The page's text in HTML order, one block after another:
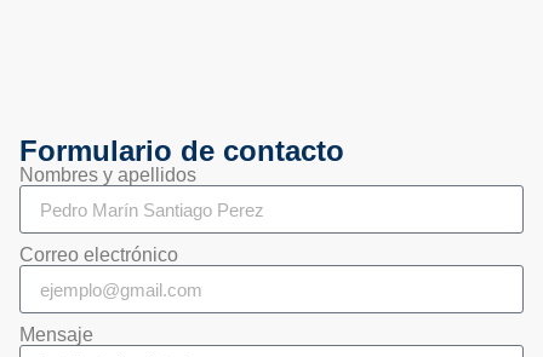
Formulario de contacto
Nombres y apellidos
Correo electrónico
Mensaje